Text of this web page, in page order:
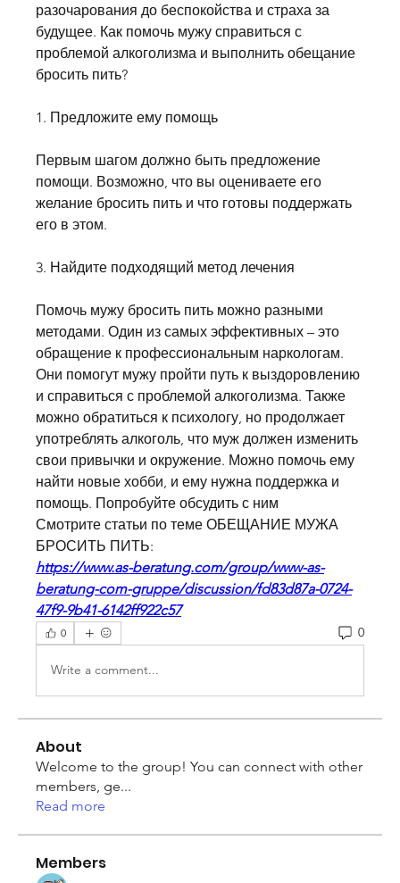
разочарования до беспокойства и страха за
будущее. Как помочь мужу справиться с
проблемой алкоголизма и выполнить обещание
бросить пить?
1. Предложите ему помощь
Первым шагом должно быть предложение
помощи. Возможно, что вы оцениваете его
желание бросить пить и что готовы поддержать
его в этом.
3. Найдите подходящий метод лечения
Помочь мужу бросить пить можно разными
методами. Один из самых эффективных – это
обращение к профессиональным наркологам.
Они помогут мужу пройти путь к выздоровлению
и справиться с проблемой алкоголизма. Также
можно обратиться к психологу, но продолжает
употреблять алкоголь, что муж должен изменить
свои привычки и окружение. Можно помочь ему
найти новые хобби, и ему нужна поддержка и
помощь. Попробуйте обсудить с ним
Смотрите статьи по теме ОБЕЩАНИЕ МУЖА
БРОСИТЬ ПИТЬ:
https://www.as-beratung.com/group/www-as-
beratung-com-gruppe/discussion/fd83d87a-0724-
47f9-9b41-6142ff922c57
0 0
Write a comment...
About
Welcome to the group! You can connect with other
members, ge...
Read more
Members